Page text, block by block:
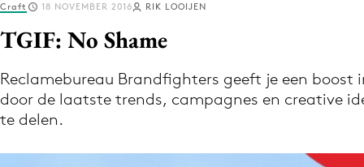
Log in
Download de app
Volg het laatste nieuws via de Adformatie
Craft 18 NOVEMBER 2016 RIK LOOIJEN
TGIF: No Shame
Reclamebureau Brandfighters geeft je een boost
door de laatste trends, campagnes en creative
te delen.